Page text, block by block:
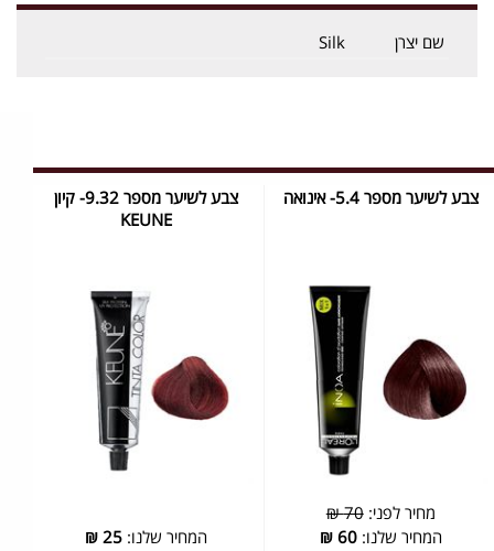
שם יצרן Silk
צבע לשיער מספר 5.4- אינואה
מחיר לפני:70 ₪
המחיר שלנו:60
₪
צבע לשיער מספר 9.32- קיון
KEUNE
המחיר שלנו: 25
₪